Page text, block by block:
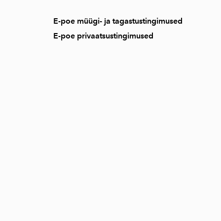
E-poe müügi- ja tagastustingimused
E-poe privaatsustingimused